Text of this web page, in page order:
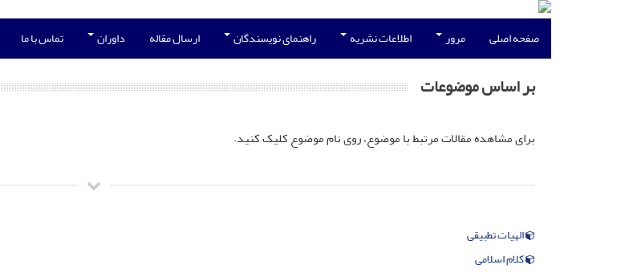
صفحه اصلی مرور اطلاعات نشریه راهنمای نویسندگان ارسال مقاله داوران تماس با ما
بر اساس موضوعات
برای مشاهده مقالات مرتبط با موضوع، روی نام موضوع کلیک کنید.
الهیات تطبیقی
کلام اسلامی